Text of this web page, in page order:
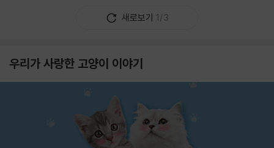
새로보기 1/3
우리가 사랑한 고양이 이야기